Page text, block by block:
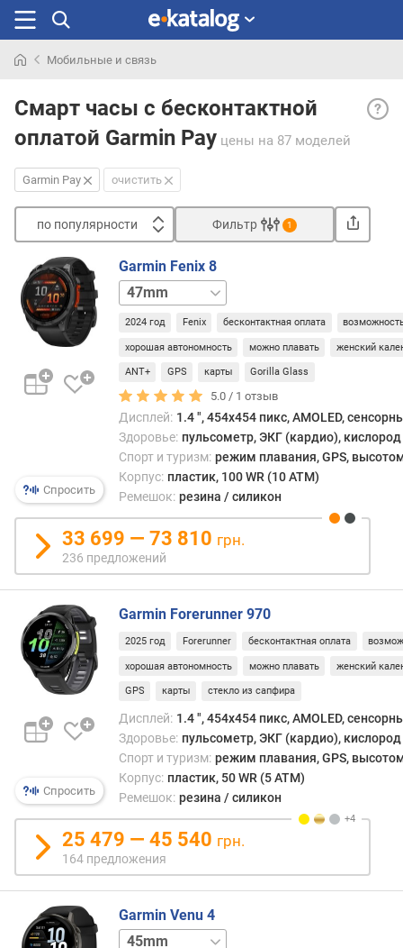
раньше
Мобильные и связь
Смарт часы с бесконтактной
оплатой Garmin Pay цены на 87 моделей
Pay
часов
и
этого
на
Garmin Pay очистить
по популярности
п
о
п
о
у
л
с
т
и
о
т
е
ш
е
в
ы
х
к
р
о
и
т
д
Фильтр 1
Спросить
Garmin Fenix 8
43mm51mm
2024 год Fenix бесконтактная оплата
хорошая автономность можно плавать женский
ANT+ GPS карты Gorilla Glass
5.0 / 1 отзыв
Дисплей: 1.4 ", 454x454 пикс, AMOLED,
Здоровье: пульсометр, ЭКГ (кардио), кислород
Спорт и туризм: режим плавания, GPS,
Корпус: пластик, 100 WR (10 ATM)
Ремешок: резина / силикон
33 699 — 73 810 грн.
236 предложений
Спросить
Garmin Forerunner 970
2025 год Forerunner бесконтактная оплата
хорошая автономность можно плавать женский
GPS карты стекло из сапфира
Дисплей: 1.4 ", 454x454 пикс, AMOLED,
Здоровье: пульсометр, ЭКГ (кардио), кислород
Спорт и туризм: режим плавания, GPS,
Корпус: пластик, 50 WR (5 ATM)
Ремешок: резина / силикон
25 479 — 45 540 грн.
164 предложения
Garmin Venu 4
41mm